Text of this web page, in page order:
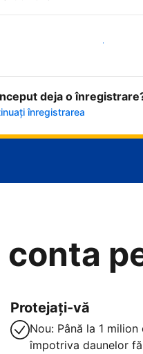
Începeți acum
deja o
înregistrarea
Protejați-vă
Nou: Până la 1
împotriva daunelor